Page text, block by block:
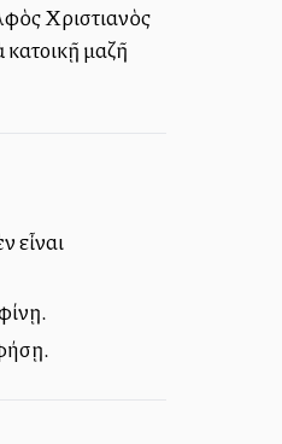
Χριστιανὸς
μαζῆ
εἶναι